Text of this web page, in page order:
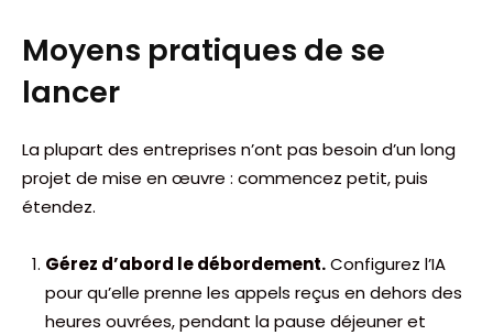
Moyens pratiques de se
lancer
La plupart des entreprises n’ont pas besoin d’un long
projet de mise en œuvre : commencez petit, puis
étendez.
Gérez d’abord le débordement.Configurez l’IA
pour qu’elle prenne les appels reçus en dehors des
heures ouvrées, pendant la pause déjeuner et